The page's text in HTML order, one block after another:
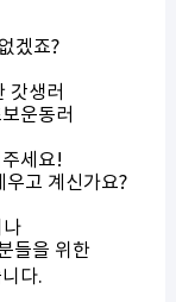
겠죠?
갓생러
운동러
세요!
고 계신가요?
나
들을 위한
다.